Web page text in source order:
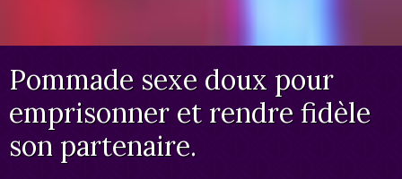
Pommade sexe doux pour
emprisonner et rendre fidèle
son partenaire.